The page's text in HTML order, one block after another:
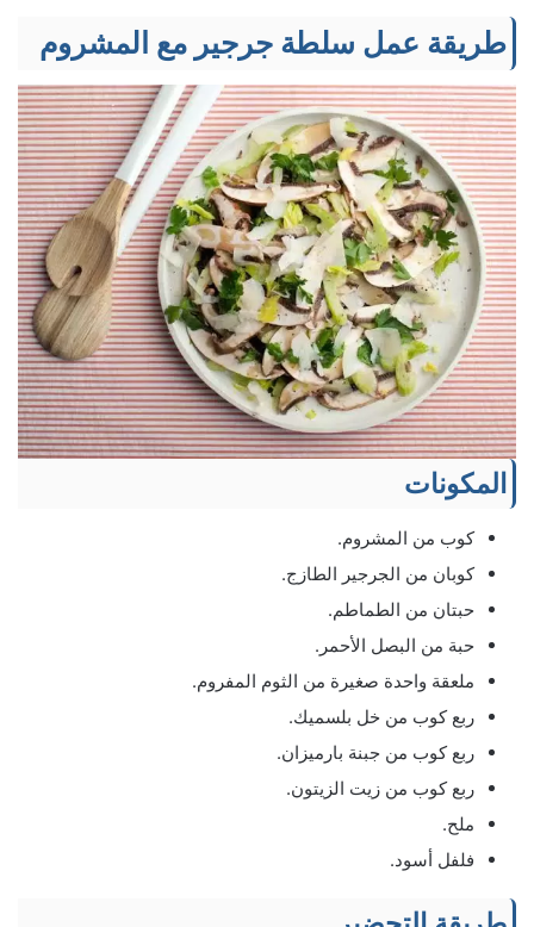
طريقة عمل سلطة جرجير مع المشروم
المكونات
كوب من المشروم.
كوبان من الجرجير الطازج.
حبتان من الطماطم.
حبة من البصل الأحمر.
ملعقة واحدة صغيرة من الثوم المفروم.
ربع كوب من خل بلسميك.
ربع كوب من جبنة بارميزان.
ربع كوب من زيت الزيتون.
ملح.
فلفل أسود.